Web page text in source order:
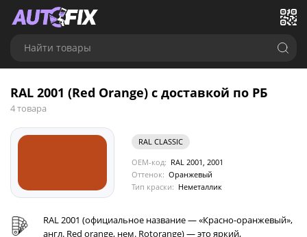
Найти товары
RAL 2001 (Red Orange) с доставкой по РБ
4 товара
RAL CLASSIC
OEM-код: RAL 2001, 2001
Оттенок: Оранжевый
Тип краски: Неметаллик
RAL 2001 (официальное название — «Красно-оранжевый»,
англ. Red orange, нем. Rotorange) — это яркий,